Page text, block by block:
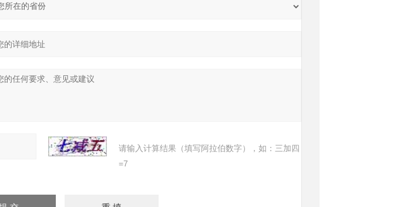
请输入计算结果（填写阿拉伯数字），如：三加四
=7